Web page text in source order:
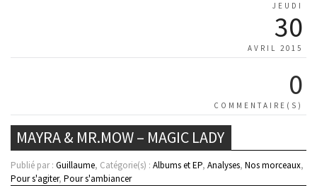
JEUDI
30
AVRIL 2015
0
COMMENTAIRE(S)
MAYRA & MR.MOW – MAGIC LADY
Publié par : Guillaume, Catégorie(s) : Albums et EP, Analyses, Nos morceaux,
Pour s'agiter, Pour s'ambiancer